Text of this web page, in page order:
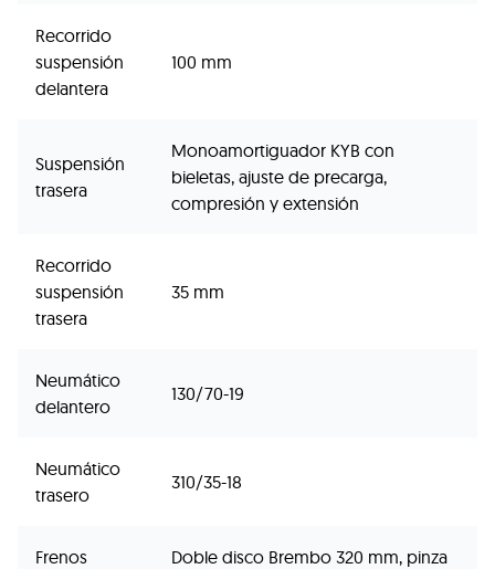
Recorrido
suspensión
delantera
100 mm
Suspensión
trasera
Monoamortiguador KYB con
bieletas, ajuste de precarga,
compresión y extensión
Recorrido
suspensión
trasera
35 mm
Neumático
delantero
130/70-19
Neumático
trasero
310/35-18
Frenos
Doble disco Brembo 320 mm, pinza